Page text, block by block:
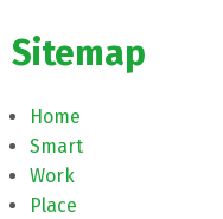
Sitemap
Home
Smart
Work
Place